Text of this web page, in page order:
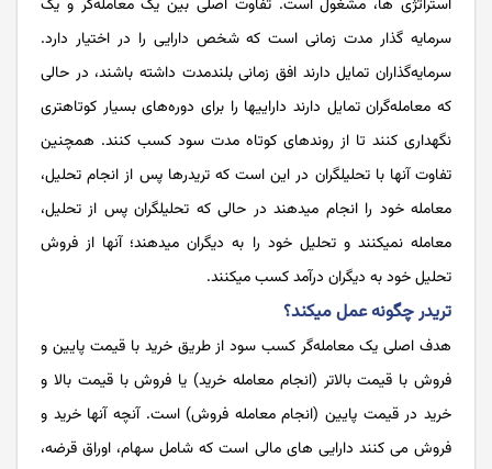
استراتژی ها، مشغول است. تفاوت اصلی بین یک معامله­‌گر و یک
سرمایه گذار مدت زمانی است که شخص دارایی را در اختیار دارد.
سرمایه‌­گذاران تمایل دارند افق زمانی بلندمدت داشته باشند، در حالی
که معامله­‌گران تمایل دارند دارایی­ها را برای دوره­‌های بسیار کوتاه­تری
نگهداری کنند تا از روندهای کوتاه مدت سود کسب کنند. همچنین
تفاوت آن­ها با تحلیل­گران در این است که تریدرها پس از انجام تحلیل،
معامله خود را انجام می­دهند در حالی که تحلیل­گران پس از تحلیل،
معامله­ نمی­کنند و تحلیل خود را به دیگران می­دهند؛ آن­ها از فروش
تحلیل خود به دیگران درآمد کسب می­کنند.
تریدر چگونه عمل می­کند؟
هدف اصلی یک معامله‌­گر کسب سود از طریق خرید با قیمت پایین و
فروش با قیمت بالاتر (انجام معامله خرید) یا فروش با قیمت بالا و
خرید در قیمت پایین (انجام معامله فروش) است. آنچه آن­ها خرید و
فروش می کنند دارایی های مالی است که شامل سهام، اوراق قرضه،